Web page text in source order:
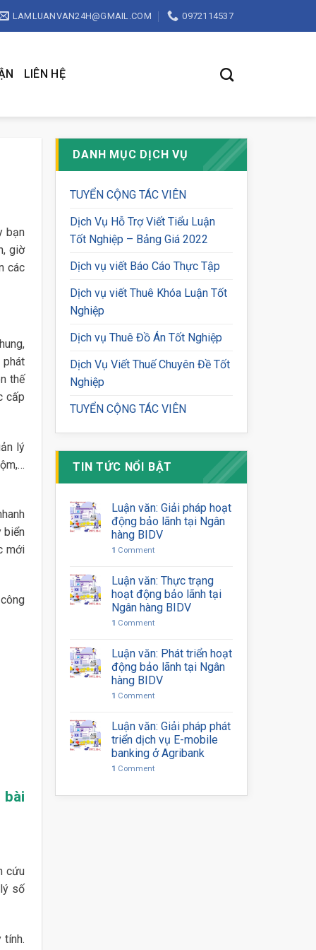
LAMLUANVAN24H@GMAIL.COM 0972114537
LIÊN HỆ
bạn
giờ
các
thế
cấp
lý
biển
mới
bài
cứu
số
tính.
DANH MỤC DỊCH VỤ
TUYỂN CỘNG TÁC VIÊN
Dịch Vụ Hỗ Trợ Viết Tiểu Luận
Tốt Nghiệp – Bảng Giá 2022
Dịch vụ viết Báo Cáo Thực Tập
Dịch vụ viết Thuê Khóa Luận Tốt
Nghiệp
Dịch vụ Thuê Đồ Án Tốt Nghiệp
Dịch Vụ Viết Thuế Chuyên Đề Tốt
Nghiệp
TUYỂN CỘNG TÁC VIÊN
TIN TỨC NỔI BẬT
Luận văn: Giải pháp hoạt
động bảo lãnh tại Ngân
hàng BIDV
1 Comment
Luận văn: Thực trạng
hoạt động bảo lãnh tại
Ngân hàng BIDV
1 Comment
Luận văn: Phát triển hoạt
động bảo lãnh tại Ngân
hàng BIDV
1 Comment
Luận văn: Giải pháp phát
triển dịch vụ E-mobile
banking ở Agribank
1 Comment